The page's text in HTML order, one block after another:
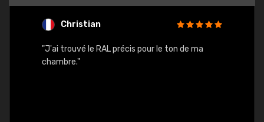
Christian
"J'ai trouvé le RAL précis pour le ton de ma
chambre."